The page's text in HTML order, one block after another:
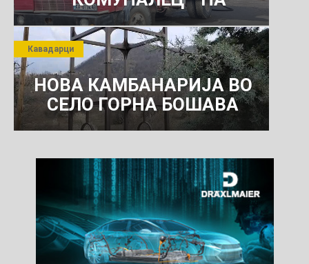
РОСОМАНСКОТО ЈАВНО
ПРЕТПРИЈАТИЕ ЗА
КОМУНАЛНО УСЛУГИ
НОВА КАМБАНАРИЈА ВО
СЕЛО ГОРНА БОШАВА
Кавадарци